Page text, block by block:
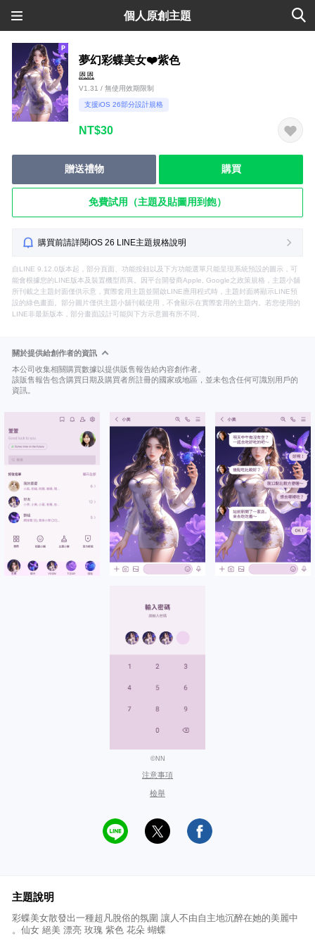
個人原創主題
夢幻彩蝶美女❤️紫色
恩恩
V1.31 / 無使用效期限制
支援iOS 26部分設計規格
NT$30
贈送禮物 購買
免費試用（主題及貼圖用到飽）
購買前請詳閱iOS 26 LINE主題規格說明
自LINE 9.12.0版本起，部分頁面、功能按鈕以及下方功能選單只能呈現系統預設的圖示，可
能會根據您的LINE版本及裝置機型而異。因平台開發商Apple, Google之政策規格，主題小舖
所刊載之主題封面僅供示意，實際套用主題並開啟LINE應用程式時，主題封面將顯示LINE預
設的綠色畫面。部分圖片僅供主題小舖刊載使用，不會顯示在實際套用的主題內。若您使用的
LINE非最新版本，部分畫面設計可能與下方示意圖有所不同。
關於提供給創作者的資訊
本公司收集相關購買數據以提供販售報告給內容創作者。
該販售報告包含購買日期及購買者所註冊的國家或地區，並未包含任何可識別用戶的
資訊。
©NN
注意事項
檢舉
主題說明
彩蝶美女散發出一種超凡脫俗的氛圍 讓人不由自主地沉醉在她的美麗中
。仙女 絕美 漂亮 玫瑰 紫色 花朵 蝴蝶